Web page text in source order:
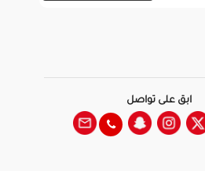
ابق على تواصل